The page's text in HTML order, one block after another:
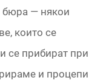
бюра — някои
които се
се прибират при
и процепи